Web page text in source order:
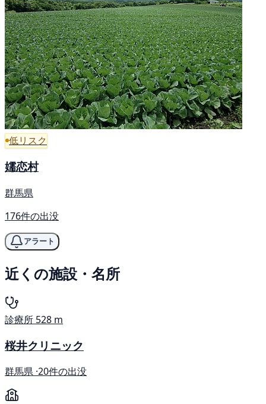
低リスク
嬬恋村
群馬県
176件の出没
アラート
近くの施設・名所
診療所 528 m
桜井クリニック
群馬県 ·20件の出没